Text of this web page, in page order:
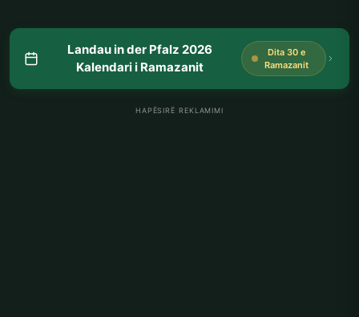
Landau in der Pfalz 2026
Kalendari i Ramazanit
Dita 30 e
Ramazanit
HAPËSIRË REKLAMIMI